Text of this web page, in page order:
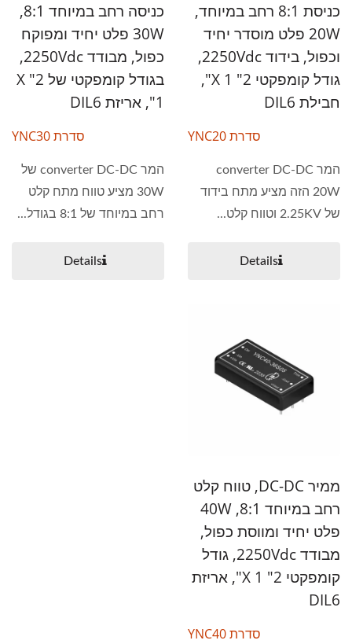
כניסת 8:1 רחב במיוחד,
20W פלט מוסדר יחיד
וכפול, בידוד 2250Vdc,
גודל קומפקטי 2" X 1",
חבילת DIL6
סדרת YNC20
המר converter DC-DC
20W הזה מציע מתח בידוד
של 2.25KV וטווח קלט...
Details
כניסה רחב במיוחד 8:1,
30W פלט יחיד ומפוקח
כפול, מבודד 2250Vdc,
בגודל קומפקטי של 2" X
1", אריזת DIL6
סדרת YNC30
המר converter DC-DC של
30W מציע טווח מתח קלט
רחב במיוחד של 8:1 בגודל...
Details
ממיר DC-DC, טווח קלט
רחב במיוחד 8:1, 40W
פלט יחיד ומווסת כפול,
מבודד 2250Vdc, גודל
קומפקטי 2" X 1", אריזת
DIL6
סדרת YNC40